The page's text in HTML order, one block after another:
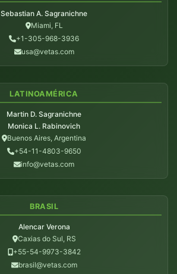
Sebastian A. Sagranichne
Miami, FL
+1-305-968-3936
usa@vetas.com
LATINOAMÉRICA
Martin D. Sagranichne
Monica L. Rabinovich
Buenos Aires, Argentina
+54-11-4803-9650
info@vetas.com
BRASIL
Alencar Verona
Caxias do Sul, RS
+55-54-9973-3842
brasil@vetas.com